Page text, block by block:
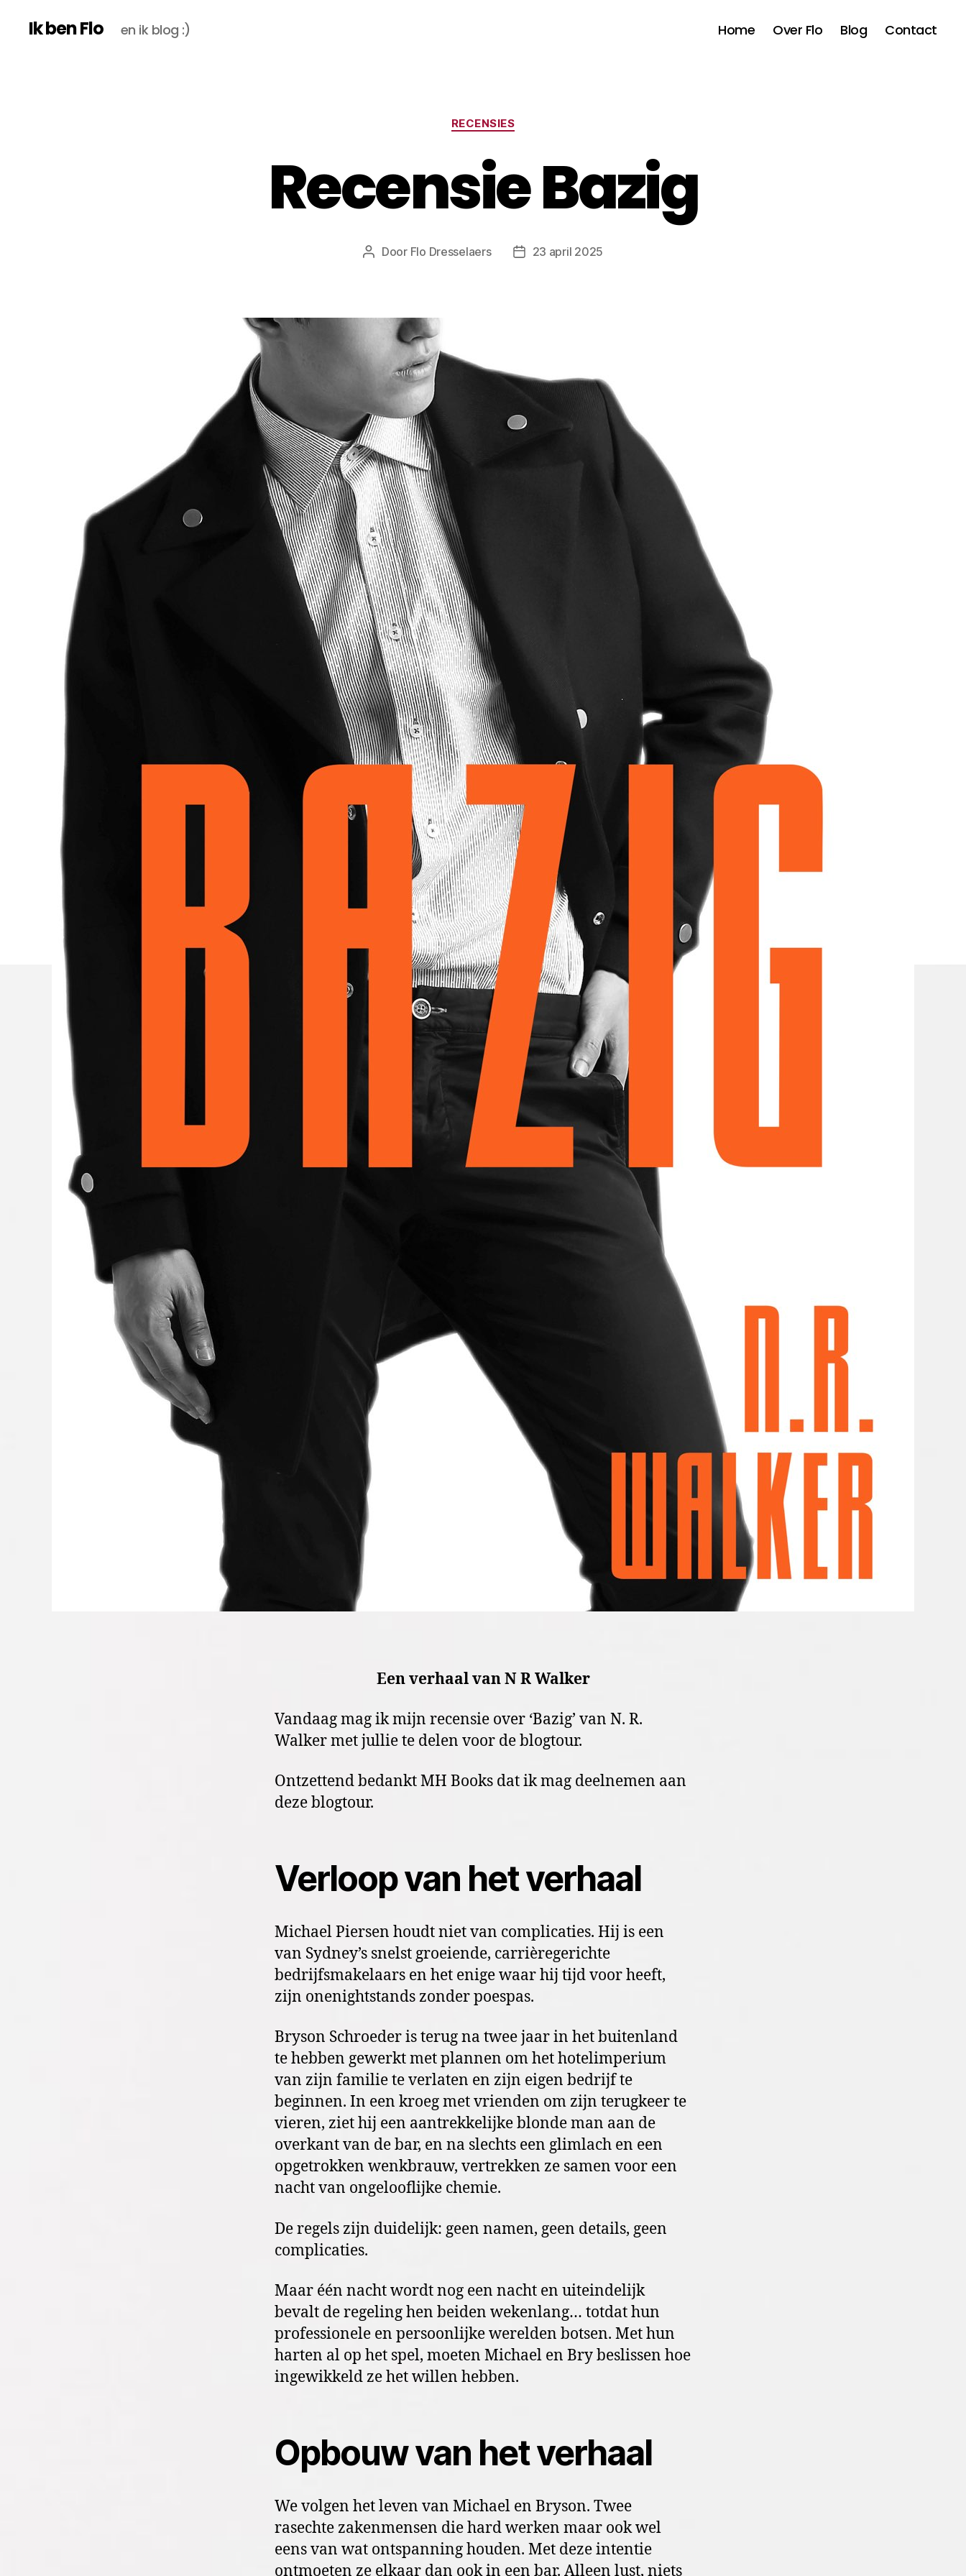
Ik ben Flo en ik blog :) Home Over Flo Blog Contact
Categorieën
RECENSIES
Recensie Bazig
Bericht
Door Flo Dresselaers Berichtdatum
23 april 2025
Een verhaal van N R Walker
Vandaag mag ik mijn recensie over ‘Bazig’ van N. R.
Walker met jullie te delen voor de blogtour.
Ontzettend bedankt MH Books dat ik mag deelnemen aan
deze blogtour.
Verloop van het verhaal
Michael Piersen houdt niet van complicaties. Hij is een
van Sydney’s snelst groeiende, carrièregerichte
bedrijfsmakelaars en het enige waar hij tijd voor heeft,
zijn onenightstands zonder poespas.
Bryson Schroeder is terug na twee jaar in het buitenland
te hebben gewerkt met plannen om het hotelimperium
van zijn familie te verlaten en zijn eigen bedrijf te
beginnen. In een kroeg met vrienden om zijn terugkeer te
vieren, ziet hij een aantrekkelijke blonde man aan de
overkant van de bar, en na slechts een glimlach en een
opgetrokken wenkbrauw, vertrekken ze samen voor een
nacht van ongelooflijke chemie.
De regels zijn duidelijk: geen namen, geen details, geen
complicaties.
Maar één nacht wordt nog een nacht en uiteindelijk
bevalt de regeling hen beiden wekenlang… totdat hun
professionele en persoonlijke werelden botsen. Met hun
harten al op het spel, moeten Michael en Bry beslissen hoe
ingewikkeld ze het willen hebben.
Opbouw van het verhaal
We volgen het leven van Michael en Bryson. Twee
rasechte zakenmensen die hard werken maar ook wel
eens van wat ontspanning houden. Met deze intentie
ontmoeten ze elkaar dan ook in een bar. Alleen lust, niets